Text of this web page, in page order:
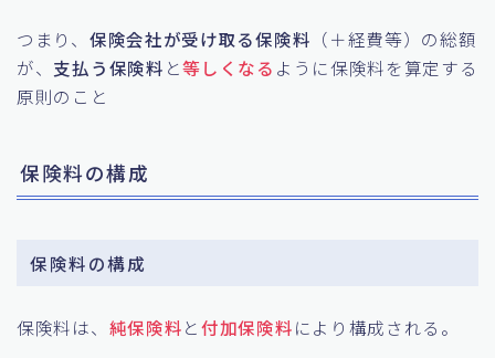
つまり、 保険会社が受け取る保険料 （＋経費等）の総額
が、 支払う保険料 と等しくなる ように保険料を算定する
原則のこと
保険料の構成
保険料の構成
保険料は、 純保険料と付加保険料により構成される。